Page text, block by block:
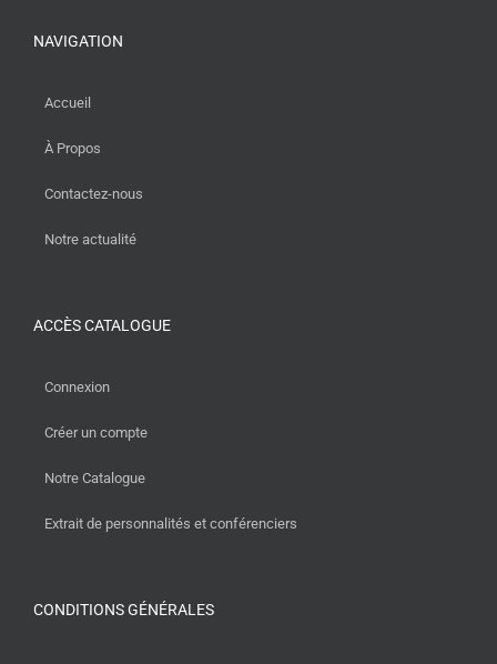
NAVIGATION
Accueil
À Propos
Contactez-nous
Notre actualité
ACCÈS CATALOGUE
Connexion
Créer un compte
Notre Catalogue
Extrait de personnalités et conférenciers
CONDITIONS GÉNÉRALES